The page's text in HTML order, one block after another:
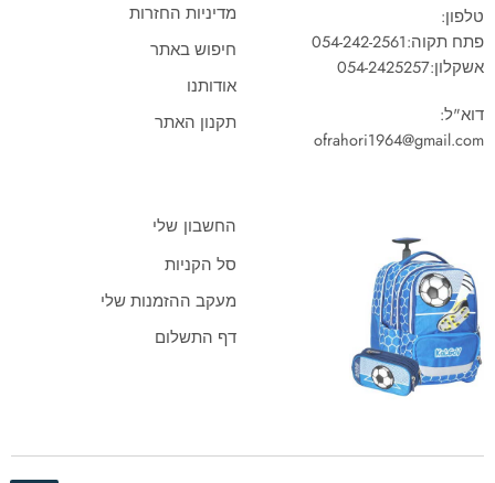
טלפון:
פתח תקוה:054-242-2561
אשקלון:054-2425257
דוא"ל:
ofrahori1964@gmail.com
מדיניות החזרות
חיפוש באתר
אודותנו
תקנון האתר
החשבון שלי
סל הקניות
מעקב ההזמנות שלי
דף התשלום